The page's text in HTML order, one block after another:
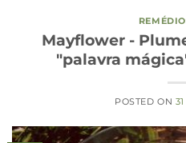
Mayflower -
"palavra
POSTED ON